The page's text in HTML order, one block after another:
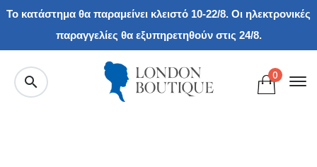
Το κατάστημα θα παραμείνει κλειστό 10-22/8. Οι ηλεκτρονικές
παραγγελίες θα εξυπηρετηθούν στις 24/8.
0